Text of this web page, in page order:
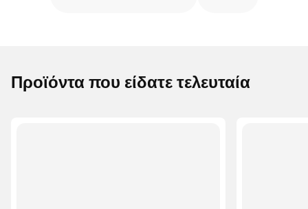
Προϊόντα που είδατε τελευταία